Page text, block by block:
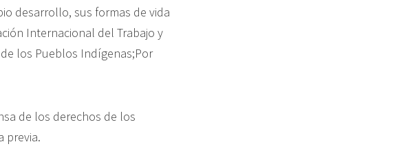
desarrollo, sus formas de vida
Internacional del Trabajo y
los Pueblos Indígenas;Por
de los derechos de los
previa.